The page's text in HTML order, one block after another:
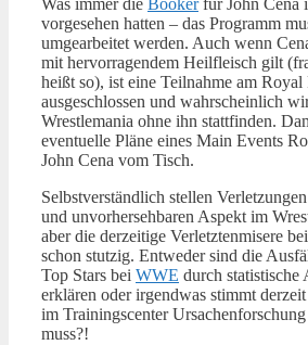
Was immer die Bookerfür John Cena
vorgesehen hatten – das Programm
umgearbeitet werden. Auch wenn
mit hervorragendem Heilfleisch gilt
heißt so), ist eine Teilnahme am Royal
ausgeschlossen und wahrscheinlich
Wrestlemania ohne ihn stattfinden.
eventuelle Pläne eines Main Events
John Cena vom Tisch.
Selbstverständlich stellen
und unvorhersehbaren Aspekt im
aber die derzeitige Verletztenmisere bei
schon stutzig. Entweder sind die
Top Stars bei WWE durch statistische
erklären oder irgendwas stimmt
im Trainingscenter
muss?!